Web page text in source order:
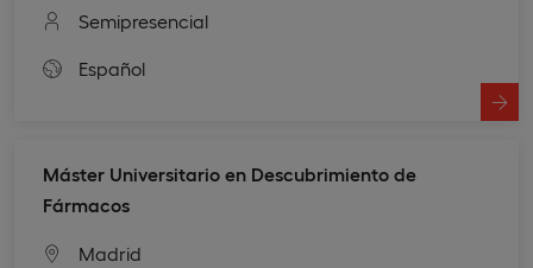
Semipresencial
Español
Máster Universitario en Descubrimiento de
Fármacos
Madrid